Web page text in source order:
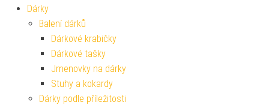
Dárky
Balení dárků
Dárkové krabičky
Dárkové tašky
Jmenovky na dárky
Stuhy a kokardy
Dárky podle příležitosti